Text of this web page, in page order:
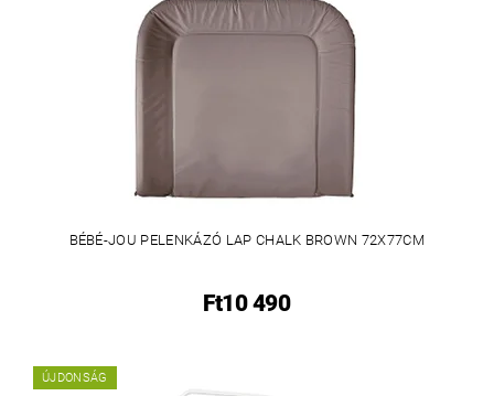
BÉBÉ-JOU PELENKÁZÓ LAP CHALK BROWN 72X77CM
Ft10 490
ÚJDONSÁG